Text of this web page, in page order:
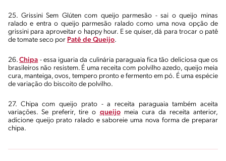
25. Grissini Sem Glúten com queijo parmesão - sai o queijo minas
ralado e entra o queijo parmesão ralado como uma nova opção de
grissini para aproveitar o happy hour. E se quiser, dá para trocar o patê
de tomate seco por Patê de Queijo.
26.Chipa - essa iguaria da culinária paraguaia fica tão deliciosa que os
brasileiros não resistem. É uma receita com polvilho azedo, queijo meia
cura, manteiga, ovos, tempero pronto e fermento em pó. É uma espécie
de variação do biscoito de polvilho.
27. Chipa com queijo prato - a receita paraguaia também aceita
variações. Se preferir, tire o queijomeia cura da receita anterior,
adicione queijo prato ralado e saboreie uma nova forma de preparar
chipa.